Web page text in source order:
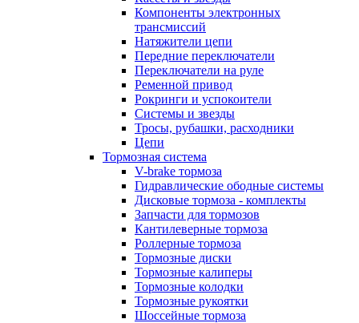
Компоненты электронных
трансмиссий
Натяжители цепи
Передние переключатели
Переключатели на руле
Ременной привод
Рокринги и успокоители
Системы и звезды
Тросы, рубашки, расходники
Цепи
Тормозная система
V-brake тормоза
Гидравлические ободные системы
Дисковые тормоза - комплекты
Запчасти для тормозов
Кантилеверные тормоза
Роллерные тормоза
Тормозные диски
Тормозные калиперы
Тормозные колодки
Тормозные рукоятки
Шоссейные тормоза